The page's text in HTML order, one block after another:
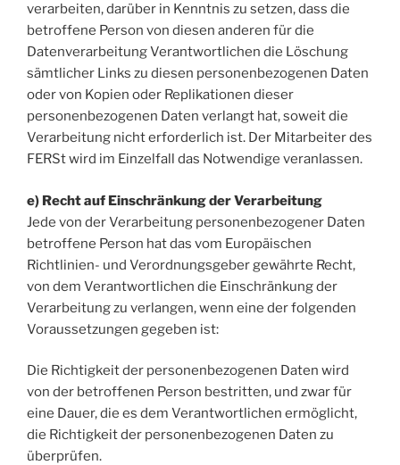
verarbeiten, darüber in Kenntnis zu setzen, dass die
betroffene Person von diesen anderen für die
Datenverarbeitung Verantwortlichen die Löschung
sämtlicher Links zu diesen personenbezogenen Daten
oder von Kopien oder Replikationen dieser
personenbezogenen Daten verlangt hat, soweit die
Verarbeitung nicht erforderlich ist. Der Mitarbeiter des
FERSt wird im Einzelfall das Notwendige veranlassen.
e) Recht auf Einschränkung der Verarbeitung
Jede von der Verarbeitung personenbezogener Daten
betroffene Person hat das vom Europäischen
Richtlinien- und Verordnungsgeber gewährte Recht,
von dem Verantwortlichen die Einschränkung der
Verarbeitung zu verlangen, wenn eine der folgenden
Voraussetzungen gegeben ist:
Die Richtigkeit der personenbezogenen Daten wird
von der betroffenen Person bestritten, und zwar für
eine Dauer, die es dem Verantwortlichen ermöglicht,
die Richtigkeit der personenbezogenen Daten zu
überprüfen.